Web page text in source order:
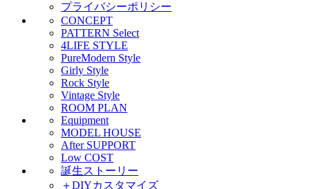
プライバシーポリシー
CONCEPT
PATTERN Select
4LIFE STYLE
PureModern Style
Girly Style
Rock Style
Vintage Style
ROOM PLAN
Equipment
MODEL HOUSE
After SUPPORT
Low COST
誕生ストーリー
＋DIYカスタマイズ